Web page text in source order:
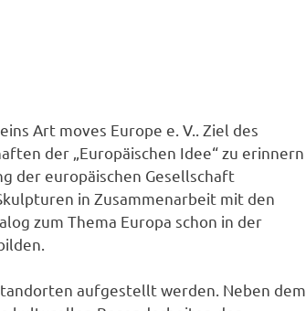
Art moves Europe e. V.. Ziel des
der „Europäischen Idee“ zu erinnern
der europäischen Gesellschaft
in Zusammenarbeit mit den
zum Thema Europa schon in der
aufgestellt werden. Neben dem